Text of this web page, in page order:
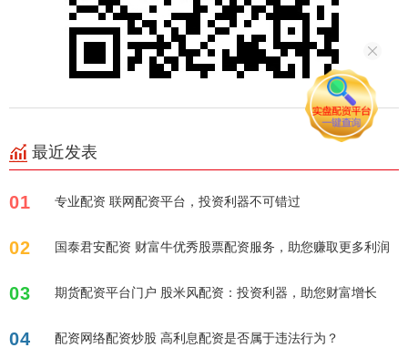
最近发表
01 专业配资 联网配资平台，投资利器不可错过
02 国泰君安配资 财富牛优秀股票配资服务，助您赚取更多利润
03 期货配资平台门户 股米风配资：投资利器，助您财富增长
04 配资网络配资炒股 高利息配资是否属于违法行为？